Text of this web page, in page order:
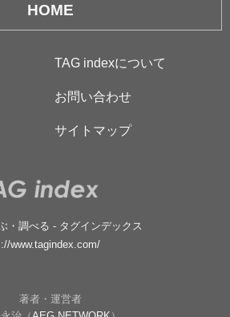
HOME
TAG indexについて
お問い合わせ
サイトマップ
・調べる - タグインデックス
www.tagindex.com/
著者・運営者